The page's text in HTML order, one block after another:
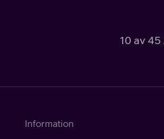
10 av
Information